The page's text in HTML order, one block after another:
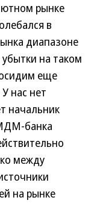
рынке
в
диапазоне
на таком
еще
нас нет
начальник
банка
между
на рынке